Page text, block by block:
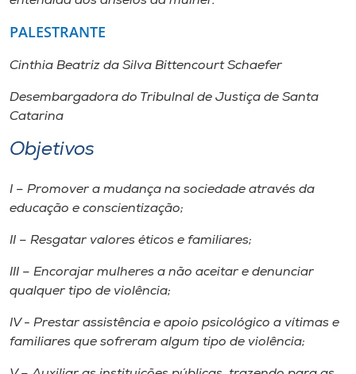
A+
PALESTRANTE
Cinthia Beatriz da Silva Bittencourt Schaefer
Desembargadora do Tribulnal de Justiça de Santa
Catarina
Objetivos
I – Promover a mudança na sociedade através da
educação e conscientização;
II – Resgatar valores éticos e familiares;
III – Encorajar mulheres a não aceitar e denunciar
qualquer tipo de violência;
IV - Prestar assistência e apoio psicológico a vítimas e
familiares que sofreram algum tipo de violência;